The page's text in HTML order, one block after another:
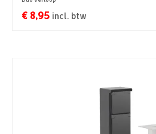
€ 8,95 incl. btw